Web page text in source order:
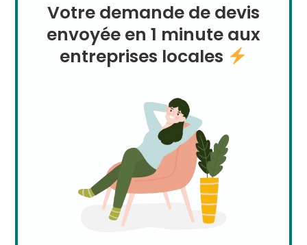
Votre demande de devis
envoyée en 1 minute aux
entreprises locales